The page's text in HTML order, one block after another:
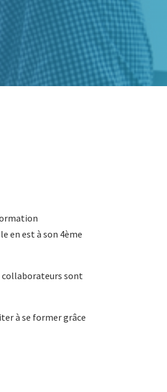
en est à son 4ème
collaborateurs sont
à se former grâce